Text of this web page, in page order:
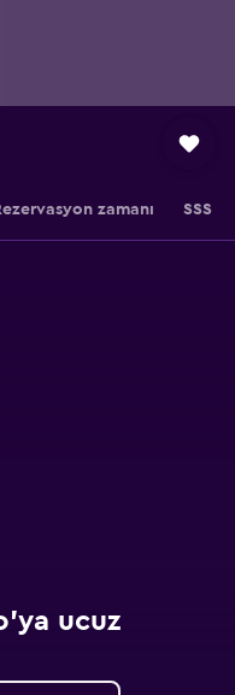
zamanı SSS
ucuz